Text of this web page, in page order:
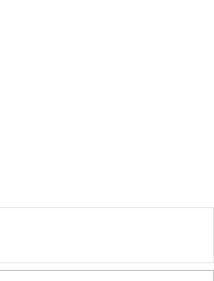
かという視点で、お金の知識がない方でも理解でき